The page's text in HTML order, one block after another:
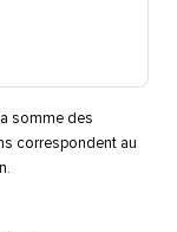
somme des
correspondent au